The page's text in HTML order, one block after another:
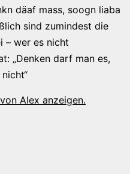
däaf mass, soogn liaba
sind zumindest die
– wer es nicht
„Denken darf man es,
Alex anzeigen.